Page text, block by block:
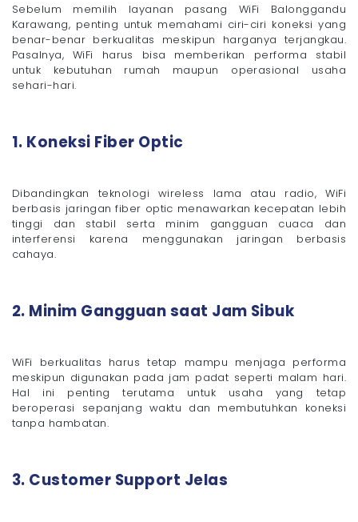
Sebelum memilih layanan pasang WiFi Balonggandu
Karawang, penting untuk memahami ciri-ciri koneksi yang
benar-benar berkualitas meskipun harganya terjangkau.
Pasalnya, WiFi harus bisa memberikan performa stabil
untuk kebutuhan rumah maupun operasional usaha
sehari-hari.
1. Koneksi Fiber Optic
Dibandingkan teknologi wireless lama atau radio, WiFi
berbasis jaringan fiber optic menawarkan kecepatan lebih
tinggi dan stabil serta minim gangguan cuaca dan
interferensi karena menggunakan jaringan berbasis
cahaya.
2. Minim Gangguan saat Jam Sibuk
WiFi berkualitas harus tetap mampu menjaga performa
meskipun digunakan pada jam padat seperti malam hari.
Hal ini penting terutama untuk usaha yang tetap
beroperasi sepanjang waktu dan membutuhkan koneksi
tanpa hambatan.
3. Customer Support Jelas